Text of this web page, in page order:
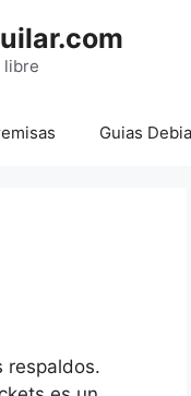
libre
Guias
respaldos.